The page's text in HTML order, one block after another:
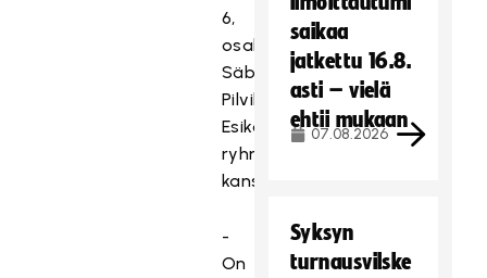
6,
osallistui
Säbäturnaukseen
Pilvilinnan päiväkodin
Esikot-
ryhmän
kanssa.
-
On
saikaa
jatkettu 16.8.
asti – vielä
ehtii mukaan
07.08.2026
Syksyn
turnausvilske